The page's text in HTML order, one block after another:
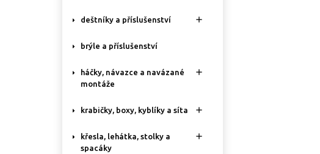
deštníky a příslušenství 
brýle a příslušenství
háčky, návazce a navázané
montáže

krabičky, boxy, kyblíky a síta 
křesla, lehátka, stolky a
spacáky
